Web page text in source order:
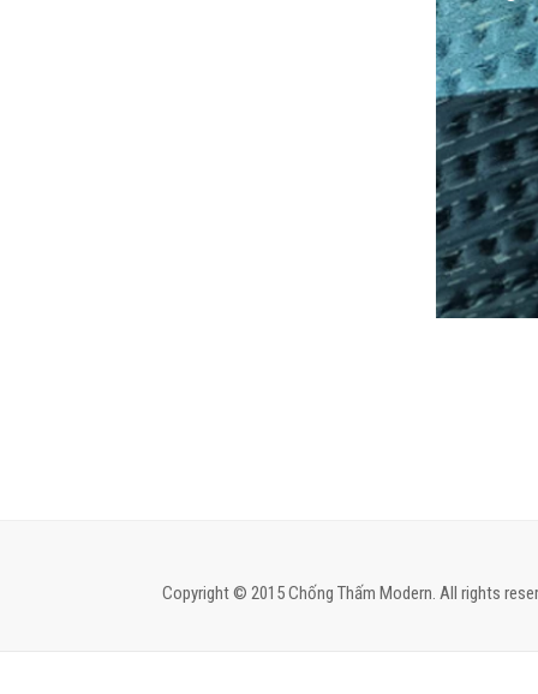
làm tại
nhiều độ
dính cũng
lớp bảo
ống)
Copyright © 2015 Chống Thấm Modern. All rights